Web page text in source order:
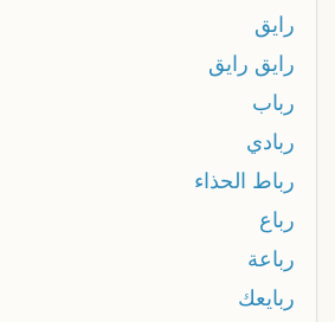
رايق
رايق رايق
رباب
ربادي
رباط الحذاء
رباع
رباعة
ربايعك